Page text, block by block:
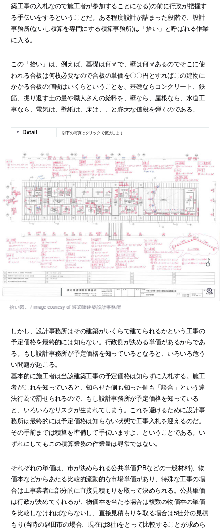
築工事の入札なので施工者が参加することになる)の前に行政が把握す
る手伝いをするということだ。ある程度設計が詰まった段階で、設計
事務所(ないし積算を専門にする積算事務所)は「拾い」と呼ばれる作業
に入る。
この「拾い」は、例えば、基礎は何㎡で、壁は何㎡あるのでそこに使
われる合板は何枚必要なので合板の単価を〇〇円とすればこの建物に
かかる合板の値段はいくらということを、基礎ならコンクリート、鉄
筋、掘り返す土の量や職人さんの給料を、壁なら、屋根なら、水道工
事なら、電気は、壁紙は、床は、、と膨大な値段を弾くのである。
以下の写真はクリックで拡大します
しかし、設計事務所はその建築がいくらで建てられるかという工事の
予定価格を最終的には知らない。行政側が決める単価があるからであ
る。もし設計事務所が予定価格を知っているとなると、いろいろ危う
い問題が起こる。
基本的に施工者は当該建築工事の予定価格は知らずに入札する。施工
者がこれを知っていると、知らせた側も知った側も「談合」という違
法行為で罰せられるので、もし設計事務所が予定価格を知っている
と、いろいろなリスクが生まれてしまう。これを避けるために設計事
務所は最終的には予定価格は知らない状態で工事入札を迎えるのだ。
その手前までは積算を準備して手伝いますよ、ということである。い
ずれにしてもこの積算業務の作業量は尋常ではない。
それぞれの単価は、市が決められる公共単価(PBなどの一般材料)、物
価本などからあたる比較的流動的な市場単価があり、特殊な工事の場
合は工事業者に部分的に直接見積もりを取って決められる。公共単価
は行政が決めてくれるが、物価本を当たる場合は複数の物価本の単価
を比較しなければならないし、直接見積もりを取る場合は5社分の見積
もり(当時の磐田市の場合、現在は3社)をとって比較することが求めら